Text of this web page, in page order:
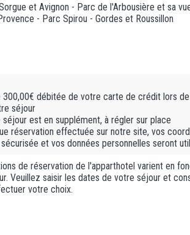
et Avignon - Parc de l'Arbousière et sa
- Parc Spirou - Gordes et Roussillon
300,00€ débitée de votre carte de crédit lors
séjour
séjour est en supplément, à régler sur place
réservation effectuée sur notre site, vos
et vos données personnelles seront
de réservation de l'apparthotel varient en
Veuillez saisir les dates de votre séjour et
votre choix.